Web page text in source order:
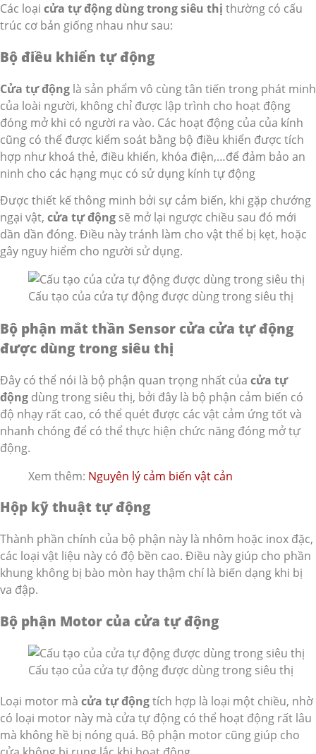
Các loại cửa tự động dùng trong siêu thị thường có cấu
trúc cơ bản giống nhau như sau:
Bộ điều khiển tự động
Cửa tự động là sản phẩm vô cùng tân tiến trong phát minh
của loài người, không chỉ được lập trình cho hoạt động
đóng mở khi có người ra vào. Các hoạt động của của kính
cũng có thể được kiểm soát bằng bộ điều khiển được tích
hợp như khoá thẻ, điều khiển, khóa điện,…để đảm bảo an
ninh cho các hạng mục có sử dụng kính tự động
Được thiết kế thông minh bởi sự cảm biến, khi gặp chướng
ngại vật, cửa tự động sẽ mở lại ngược chiều sau đó mới
dần dần đóng. Điều này tránh làm cho vật thể bị kẹt, hoặc
gây nguy hiểm cho người sử dụng.
Cấu tạo của cửa tự động được dùng trong siêu thị
Bộ phận mắt thần Sensor cửa cửa tự động
được dùng trong siêu thị
Đây có thể nói là bộ phận quan trọng nhất của cửa tự
động dùng trong siêu thị, bởi đây là bộ phận cảm biến có
độ nhạy rất cao, có thể quét được các vật cảm ứng tốt và
nhanh chóng để có thể thực hiện chức năng đóng mở tự
động.
Xem thêm: Nguyên lý cảm biến vật cản
Hộp kỹ thuật tự động
Thành phần chính của bộ phận này là nhôm hoặc inox đặc,
các loại vật liệu này có độ bền cao. Điều này giúp cho phần
khung không bị bào mòn hay thậm chí là biến dạng khi bị
va đập.
Bộ phận Motor của cửa tự động
Cấu tạo của cửa tự động được dùng trong siêu thị
Loại motor mà cửa tự độngtích hợp là loại một chiều, nhờ
có loại motor này mà cửa tự động có thể hoạt động rất lâu
mà không hề bị nóng quá. Bộ phận motor cũng giúp cho